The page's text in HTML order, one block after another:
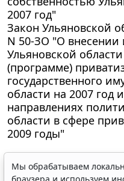
2007 год"
Закон Ульяновской
N 50-ЗО "О внесении
Ульяновской
(программе)
государственного
области на 2007 год
направлениях
области в сфере
2009 годы"
Мы обрабатываем